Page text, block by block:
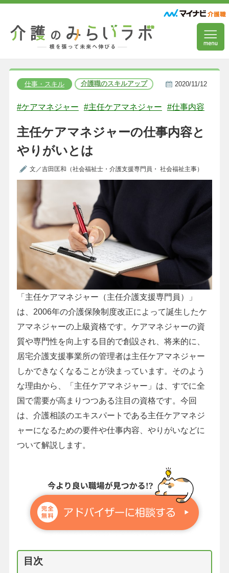
仕事・スキル 介護職のスキルアップ 2020/11/12
#ケアマネジャー #主任ケアマネジャー #仕事内容
主任ケアマネジャーの仕事内容と
やりがいとは
文／吉田匡和（社会福祉士・介護支援専門員・ 社会福祉主事）
「主任ケアマネジャー（主任介護支援専門員）」
は、2006年の介護保険制度改正によって誕生したケ
アマネジャーの上級資格です。ケアマネジャーの資
質や専門性を向上する目的で創設され、将来的に、
居宅介護支援事業所の管理者は主任ケアマネジャー
しかできなくなることが決まっています。そのよう
な理由から、「主任ケアマネジャー」は、すでに全
国で需要が高まりつつある注目の資格です。今回
は、介護相談のエキスパートである主任ケアマネジ
ャーになるための要件や仕事内容、やりがいなどに
ついて解説します。
目次